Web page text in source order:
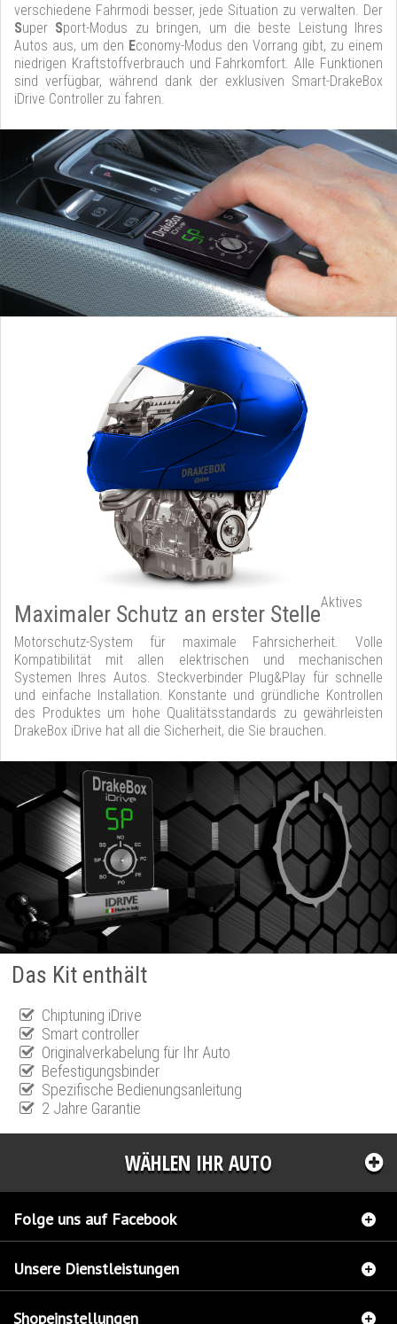
verschiedene Fahrmodi besser, jede Situation zu verwalten. Der
Super Sport-Modus zu bringen, um die beste Leistung Ihres
Autos aus, um den Economy-Modus den Vorrang gibt, zu einem
niedrigen Kraftstoffverbrauch und Fahrkomfort. Alle Funktionen
sind verfügbar, während dank der exklusiven Smart-DrakeBox
iDrive Controller zu fahren.
Maximaler Schutz an erster StelleAktives
Motorschutz-System für maximale Fahrsicherheit. Volle
Kompatibilität mit allen elektrischen und mechanischen
Systemen Ihres Autos. Steckverbinder Plug&Play für schnelle
und einfache Installation. Konstante und gründliche Kontrollen
des Produktes um hohe Qualitätsstandards zu gewährleisten
DrakeBox iDrive hat all die Sicherheit, die Sie brauchen.
Das Kit enthält
Chiptuning iDrive
Smart controller
Originalverkabelung für Ihr Auto
Befestigungsbinder
Spezifische Bedienungsanleitung
2 Jahre Garantie
WÄHLEN IHR AUTO
Folge uns auf Facebook
Unsere Dienstleistungen
Shopeinstellungen